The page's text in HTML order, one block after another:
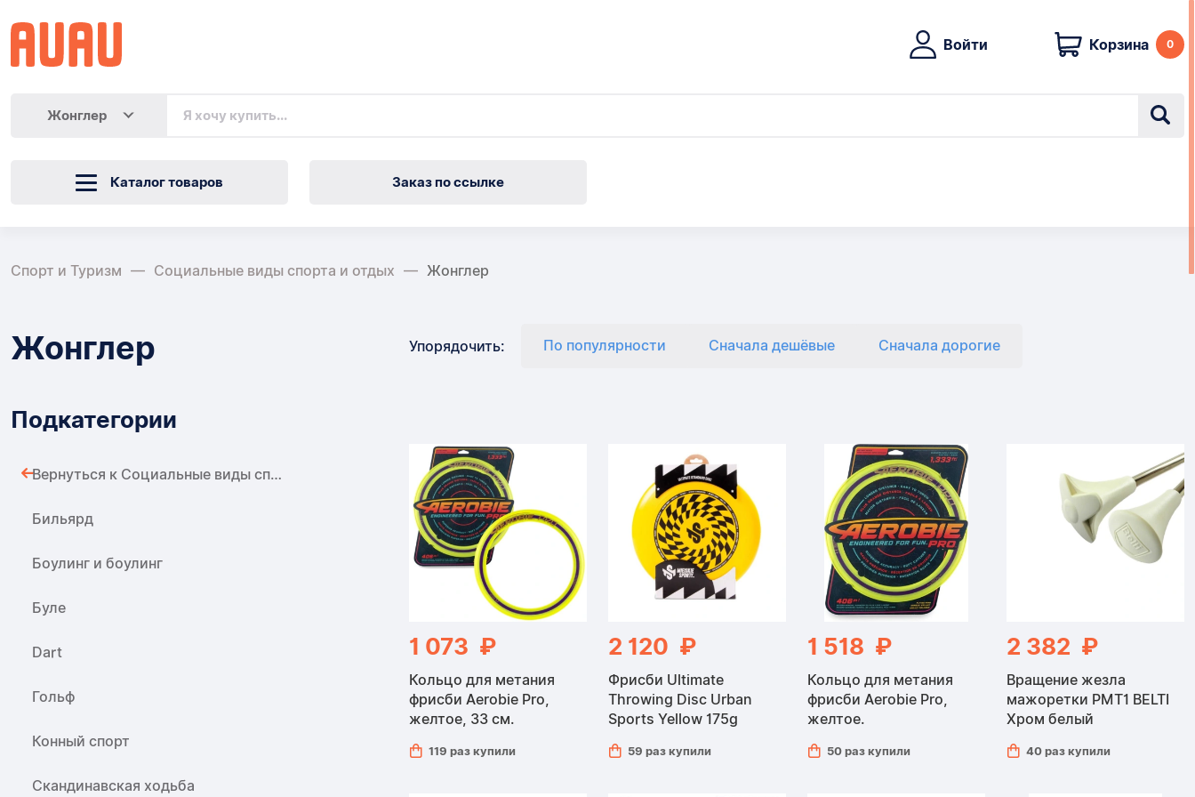
Войти Корзина 0
Жонглер
Каталог товаров Заказ по ссылке
Спорт и Туризм Социальные виды спорта и отдых Жонглер
Жонглер
Подкатегории
Вернуться к Социальные виды спорта и отдых
Бильярд
Боулинг и боулинг
Буле
Dart
Гольф
Конный спорт
Скандинавская ходьба
Упорядочить: По популярности Сначала дешёвые Сначала дорогие
Жонглер
1 073 ₽
Кольцо для метания
фрисби Aerobie Pro,
желтое, 33 см.
119 раз купили
2 120 ₽
Фрисби Ultimate
Throwing Disc Urban
Sports Yellow 175g
59 раз купили
1 518 ₽
Кольцо для метания
фрисби Aerobie Pro,
желтое.
50 раз купили
2 382 ₽
Вращение жезла
мажоретки PMT1 BELTI
Хром белый
40 раз купили